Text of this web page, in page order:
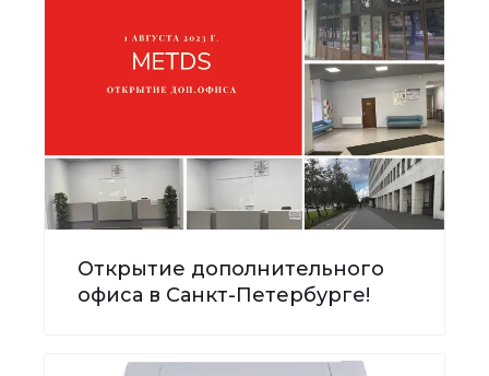
Открытие дополнительного
офиса в Санкт-Петербурге!